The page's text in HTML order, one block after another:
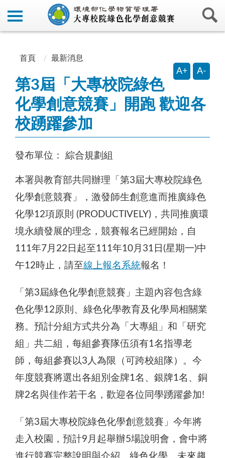
首頁 最新消息
A+ A-
第3屆「大專校院綠色
化學創意競賽」開跑 歡迎各
校踴躍參加
發布單位： 綜合規劃組
本署與教育部共同辦理「第3屆大專校院綠色
化學創意競賽」，激發師生創意進而推廣綠色
化學12項原則 (PRODUCTIVELY)，共同推廣環
境永續發展的理念，競賽報名已經開始，自
111年7月22日起至111年10月31日(星期一)中
午12時止，請至線上報名系統報名！
「第3屆綠色化學創意競賽」主題內容包含綠
色化學12原則、綠色化學教育及化學局相關業
務。預計分組方式共分為「大專組」和「研究
組」共二組，每組參賽隊伍須有1名指導老
師，每組參賽以3人為限（可跨校組隊）。今
年度競賽將選出各組別金牌1名、銀牌1名、銅
牌2名與佳作若干名，歡迎各位同學踴躍參加!
「第3屆大專校院綠色化學創意競賽」今年將
走入校園，預計9月起舉辦5場說明會，會中將
進行競賽完整說明與介紹。綠色化學、未來趨